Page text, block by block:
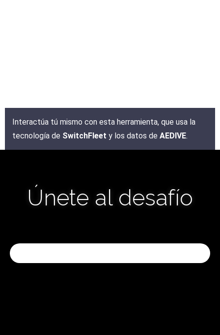
Interactúa tú mismo con esta herramienta, que usa la
tecnología de SwitchFleet y los datos de AEDIVE.
Únete al desafío